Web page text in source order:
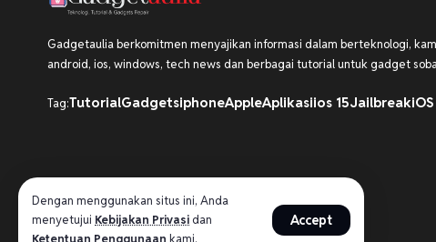
Dengan menggunakan situs ini, Anda
menyetujui Kebijakan Privasidan
Ketentuan Penggunaan kami.
Accept
Gadgetaulia berkomitmen menyajikan informasi dalam berteknologi,
android, ios, windows, tech news dan berbagai tutorial untuk gadget
Tag:TutorialGadgetsiphoneAppleAplikasiios 15Jailbreak